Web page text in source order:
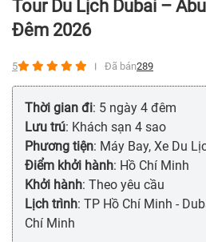
Tour Du Lịch Dubai –
Đêm 2026
5 Đã bán289
Thời gian đi: 5 ngày 4 đêm
Lưu trú: Khách sạn 4 sao
Phương tiện: Máy Bay, Xe Du
Điểm khởi hành: Hồ Chí Minh
Khởi hành: Theo yêu cầu
Lịch trình: TP Hồ Chí Minh -
Chí Minh